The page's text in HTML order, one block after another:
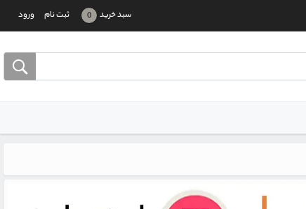
ورود ثبت نام سبد خرید 0